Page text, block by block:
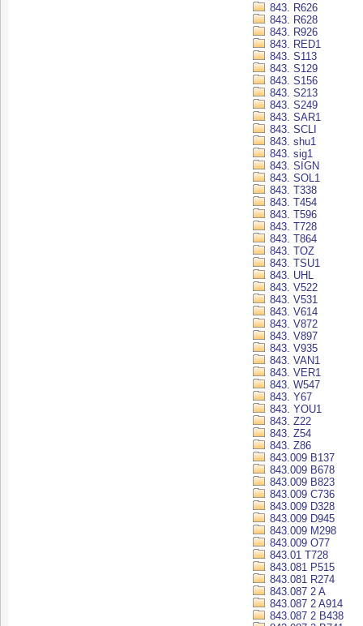
843. R626
843. R628
843. R926
843. RED1
843. S113
843. S129
843. S156
843. S213
843. S249
843. SAR1
843. SCLI
843. shu1
843. sig1
843. SIGN
843. SOL1
843. T338
843. T454
843. T596
843. T728
843. T864
843. TOZ
843. TSU1
843. UHL
843. V522
843. V531
843. V614
843. V872
843. V897
843. V935
843. VAN1
843. VER1
843. W547
843. Y67
843. YOU1
843. Z22
843. Z54
843. Z86
843.009 B137
843.009 B678
843.009 B823
843.009 C736
843.009 D328
843.009 D945
843.009 M298
843.009 O77
843.01 T728
843.081 P515
843.081 R274
843.087 2 A
843.087 2 A914
843.087 2 B438